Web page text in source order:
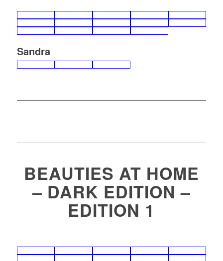
Sandra
BEAUTIES AT HOME
– DARK EDITION –
EDITION 1